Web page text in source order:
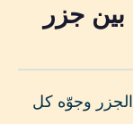
بين جزر
وجوّه كل